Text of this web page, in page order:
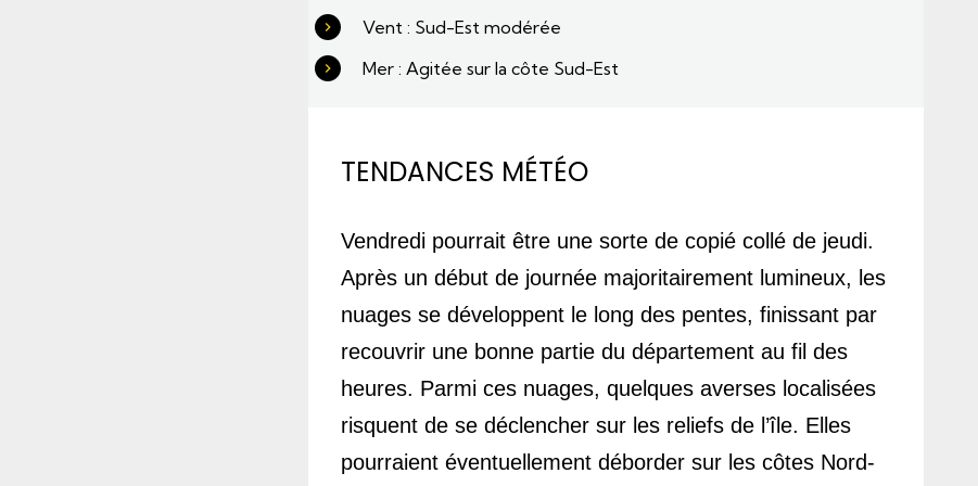
Vent : Sud-Est modérée
Mer : Agitée sur la côte Sud-Est
TENDANCES MÉTÉO
Vendredi pourrait être une sorte de copié collé de jeudi.
Après un début de journée majoritairement lumineux, les
nuages se développent le long des pentes, finissant par
recouvrir une bonne partie du département au fil des
heures. Parmi ces nuages, quelques averses localisées
risquent de se déclencher sur les reliefs de l’île. Elles
pourraient éventuellement déborder sur les côtes Nord-